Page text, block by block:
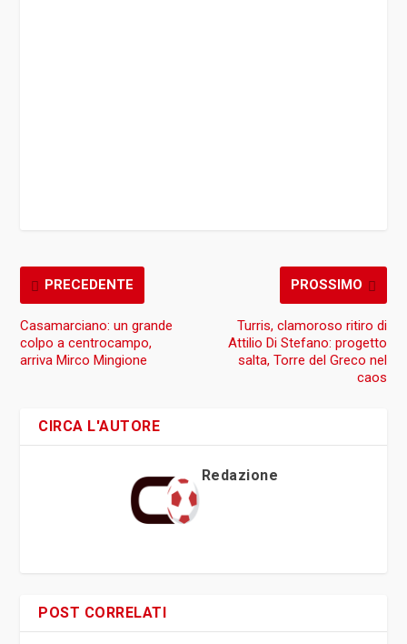
PRECEDENTE
Casamarciano: un grande
colpo a centrocampo,
arriva Mirco Mingione
PROSSIMO
Turris, clamoroso ritiro di
Attilio Di Stefano: progetto
salta, Torre del Greco nel
caos
CIRCA L'AUTORE
Redazione
POST CORRELATI